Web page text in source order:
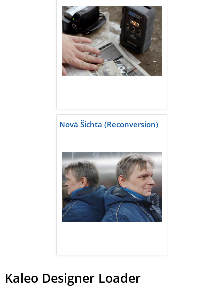
Nová Šichta (Reconversion)
Kaleo Designer Loader